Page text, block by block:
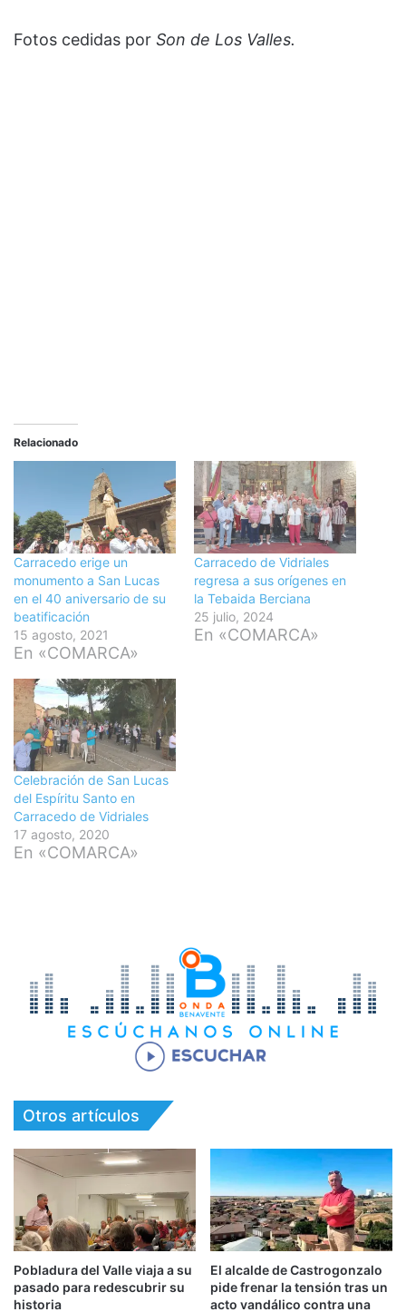
Fotos cedidas por Son de Los Valles.
Relacionado
Carracedo erige un
monumento a San Lucas
en el 40 aniversario de su
beatificación
15 agosto, 2021
En «COMARCA»
Carracedo de Vidriales
regresa a sus orígenes en
la Tebaida Berciana
25 julio, 2024
En «COMARCA»
Celebración de San Lucas
del Espíritu Santo en
Carracedo de Vidriales
17 agosto, 2020
En «COMARCA»
Otros artículos
Pobladura del Valle viaja a su
pasado para redescubrir su
historia
El alcalde de Castrogonzalo
pide frenar la tensión tras un
acto vandálico contra una